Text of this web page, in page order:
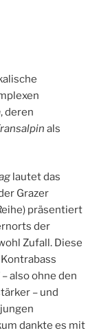
, deren
als
lautet das
Grazer
präsentiert
der
Zufall. Diese
– also ohne den
– und
dankte es mit